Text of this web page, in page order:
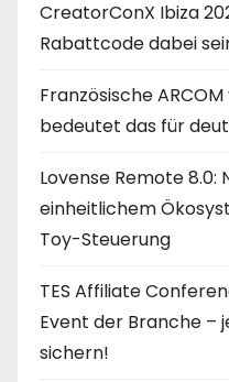
CreatorConX Ibiza
Rabattcode dabei
Französische
bedeutet das für
Lovense Remote
einheitlichem
Toy-Steuerung
TES Affiliate
Event der Branche –
sichern!